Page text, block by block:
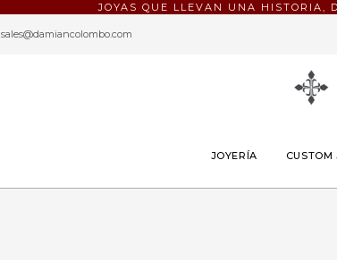
JOYAS QUE LLEVAN UNA HISTORIA,
sales@damiancolombo.com
JOYERÍA CUSTOM